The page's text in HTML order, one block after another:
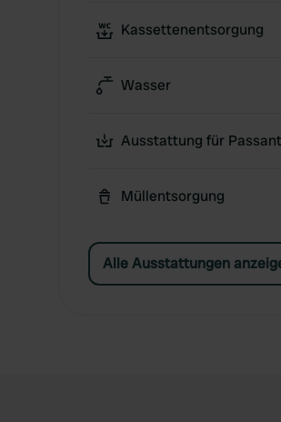
Kassettenentsorgung
Wasser
Ausstattung für
Müllentsorgung
Alle Ausstattungen